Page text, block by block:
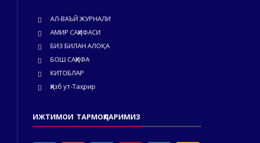
АЛ-ВАЪЙ ЖУРНАЛИ
АМИР САҲИФАСИ
БИЗ БИЛАН АЛОҚА
БОШ САҲИФА
КИТОБЛАР
Ҳизб ут-Таҳрир
ИЖТИМОИ ТАРМОҚЛАРИМИЗ